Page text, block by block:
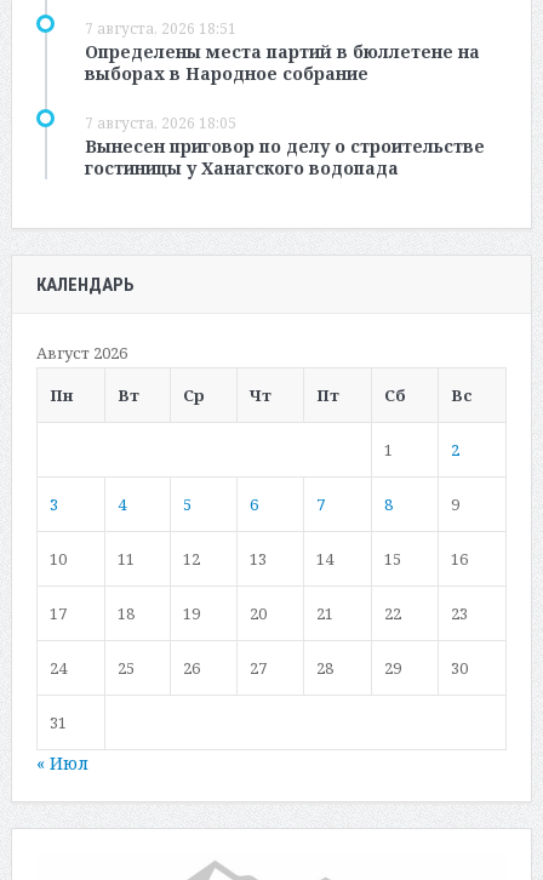
7 августа, 2026 18:51
Определены места партий в бюллетене на
выборах в Народное собрание
7 августа, 2026 18:05
Вынесен приговор по делу о строительстве
гостиницы у Ханагского водопада
КАЛЕНДАРЬ
Август 2026
Пн
Вт Ср Чт Пт Сб Вс
1 2
3 4 5 6 7 8 9
10 11 12 13 14 15 16
17 18 19 20 21 22 23
24 25 26 27 28 29 30
31
« Июл